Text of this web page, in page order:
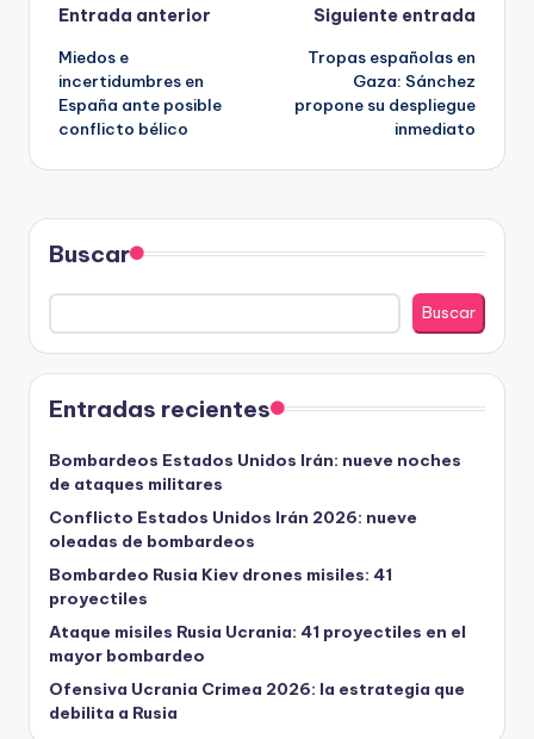
Navegación
de
entradas
Entrada anterior
Miedos e
incertidumbres en
España ante posible
conflicto bélico
Siguiente entrada
Tropas españolas en
Gaza: Sánchez
propone su despliegue
inmediato
Buscar
Buscar
Entradas recientes
Bombardeos Estados Unidos Irán: nueve noches
de ataques militares
Conflicto Estados Unidos Irán 2026: nueve
oleadas de bombardeos
Bombardeo Rusia Kiev drones misiles: 41
proyectiles
Ataque misiles Rusia Ucrania: 41 proyectiles en el
mayor bombardeo
Ofensiva Ucrania Crimea 2026: la estrategia que
debilita a Rusia